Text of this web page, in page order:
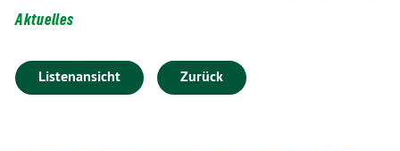
Aktuelles
Listenansicht Zurück